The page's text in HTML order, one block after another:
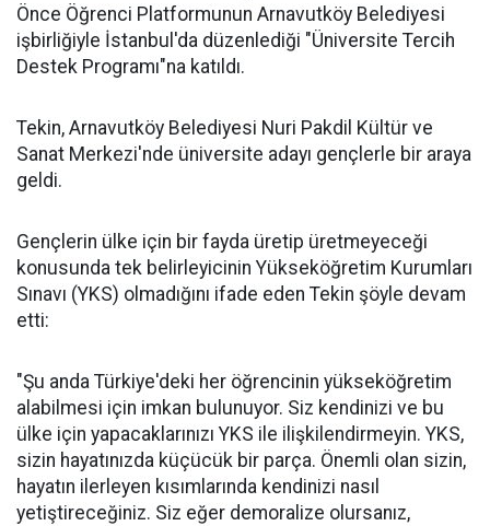
Önce Öğrenci Platformunun Arnavutköy Belediyesi
işbirliğiyle İstanbul'da düzenlediği "Üniversite Tercih
Destek Programı"na katıldı.
Tekin, Arnavutköy Belediyesi Nuri Pakdil Kültür ve
Sanat Merkezi'nde üniversite adayı gençlerle bir araya
geldi.
Gençlerin ülke için bir fayda üretip üretmeyeceği
konusunda tek belirleyicinin Yükseköğretim Kurumları
Sınavı (YKS) olmadığını ifade eden Tekin şöyle devam
etti:
"Şu anda Türkiye'deki her öğrencinin yükseköğretim
alabilmesi için imkan bulunuyor. Siz kendinizi ve bu
ülke için yapacaklarınızı YKS ile ilişkilendirmeyin. YKS,
sizin hayatınızda küçücük bir parça. Önemli olan sizin,
hayatın ilerleyen kısımlarında kendinizi nasıl
yetiştireceğiniz. Siz eğer demoralize olursanız,